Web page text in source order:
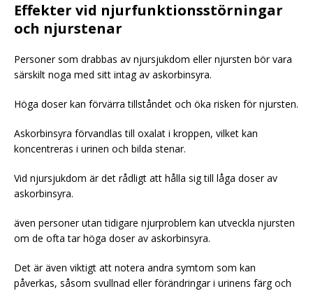
Effekter vid njurfunktionsstörningar
och njurstenar
Personer som drabbas av njursjukdom eller njursten bör vara
särskilt noga med sitt intag av askorbinsyra.
Höga doser kan förvärra tillståndet och öka risken för njursten.
Askorbinsyra förvandlas till oxalat i kroppen, vilket kan
koncentreras i urinen och bilda stenar.
Vid njursjukdom är det rådligt att hålla sig till låga doser av
askorbinsyra.
även personer utan tidigare njurproblem kan utveckla njursten
om de ofta tar höga doser av askorbinsyra.
Det är även viktigt att notera andra symtom som kan
påverkas, såsom svullnad eller förändringar i urinens färg och